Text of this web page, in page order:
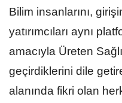
Bilim insanlarını,
yatırımcıları aynı
amacıyla Üreten
geçirdiklerini dile
alanında fikri olan